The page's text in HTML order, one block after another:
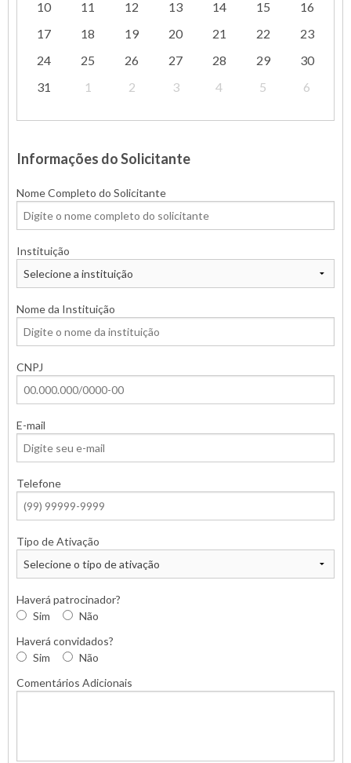
10 11 12 13 14 15
16
17
18 19 20 21 22
23
24
25 26 27 28 29
30
31
1 2 3 4 5 6
Informações do Solicitante
Nome Completo do Solicitante
Instituição
Nome da Instituição
CNPJ
E-mail
Telefone
Tipo de Ativação
Haverá patrocinador?
Sim
Não
Haverá convidados?
Sim
Não
Comentários Adicionais